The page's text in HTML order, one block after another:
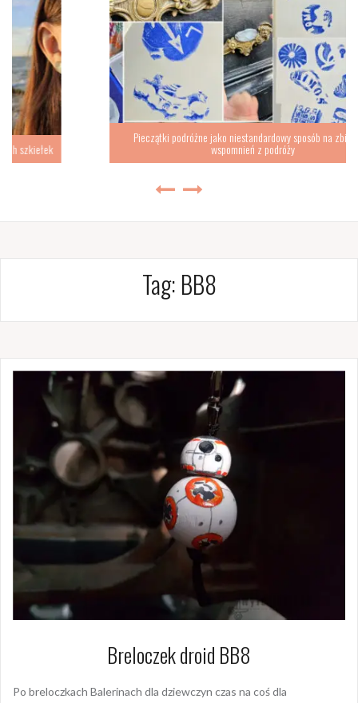
Pieczątki podróżne jako niestandardowy sposób na zbieranie
wspomnień z podróży
Tag: BB8
Breloczek droid BB8
Po breloczkach Balerinach dla dziewczyn czas na coś dla